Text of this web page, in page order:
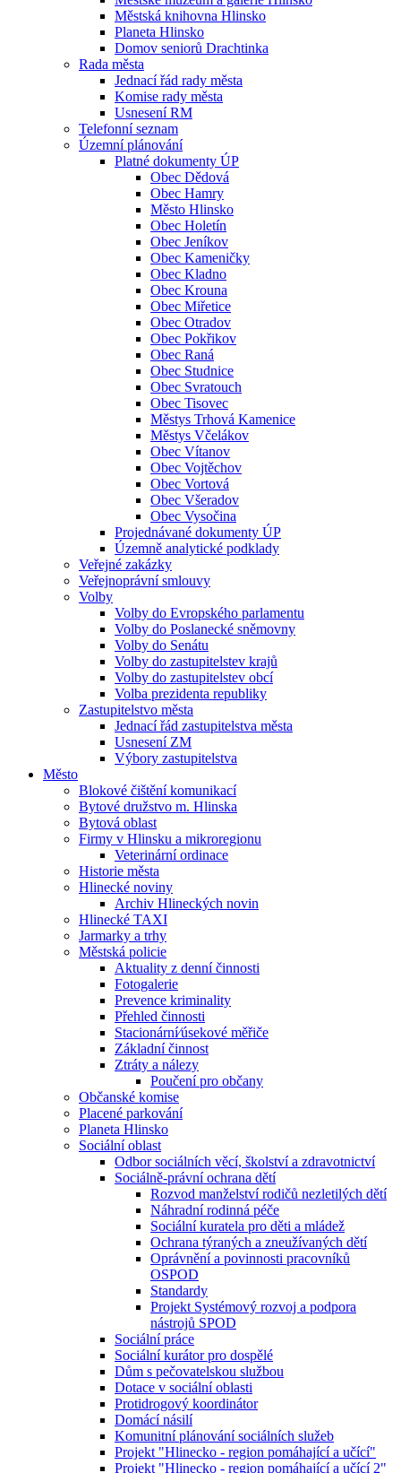
Městská knihovna Hlinsko
Planeta Hlinsko
Domov seniorů Drachtinka
Rada města
Jednací řád rady města
Komise rady města
Usnesení RM
Telefonní seznam
Územní plánování
Platné dokumenty ÚP
Obec Dědová
Obec Hamry
Město Hlinsko
Obec Holetín
Obec Jeníkov
Obec Kameničky
Obec Kladno
Obec Krouna
Obec Miřetice
Obec Otradov
Obec Pokřikov
Obec Raná
Obec Studnice
Obec Svratouch
Obec Tisovec
Městys Trhová Kamenice
Městys Včelákov
Obec Vítanov
Obec Vojtěchov
Obec Vortová
Obec Všeradov
Obec Vysočina
Projednávané dokumenty ÚP
Územně analytické podklady
Veřejné zakázky
Veřejnoprávní smlouvy
Volby
Volby do Evropského parlamentu
Volby do Poslanecké sněmovny
Volby do Senátu
Volby do zastupitelstev krajů
Volby do zastupitelstev obcí
Volba prezidenta republiky
Zastupitelstvo města
Jednací řád zastupitelstva města
Usnesení ZM
Výbory zastupitelstva
Město
Blokové čištění komunikací
Bytové družstvo m. Hlinska
Bytová oblast
Firmy v Hlinsku a mikroregionu
Veterinární ordinace
Historie města
Hlinecké noviny
Archiv Hlineckých novin
Hlinecké TAXI
Jarmarky a trhy
Městská policie
Aktuality z denní činnosti
Fotogalerie
Prevence kriminality
Přehled činnosti
Stacionární⁄úsekové měřiče
Základní činnost
Ztráty a nálezy
Poučení pro občany
Občanské komise
Placené parkování
Planeta Hlinsko
Sociální oblast
Odbor sociálních věcí, školství a zdravotnictví
Sociálně-právní ochrana dětí
Rozvod manželství rodičů nezletilých dětí
Náhradní rodinná péče
Sociální kuratela pro děti a mládež
Ochrana týraných a zneužívaných dětí
Oprávnění a povinnosti pracovníků
OSPOD
Standardy
Projekt Systémový rozvoj a podpora
nástrojů SPOD
Sociální práce
Sociální kurátor pro dospělé
Dům s pečovatelskou službou
Dotace v sociální oblasti
Protidrogový koordinátor
Domácí násilí
Komunitní plánování sociálních služeb
Projekt "Hlinecko - region pomáhající a učící"
Projekt "Hlinecko - region pomáhající a učící 2"